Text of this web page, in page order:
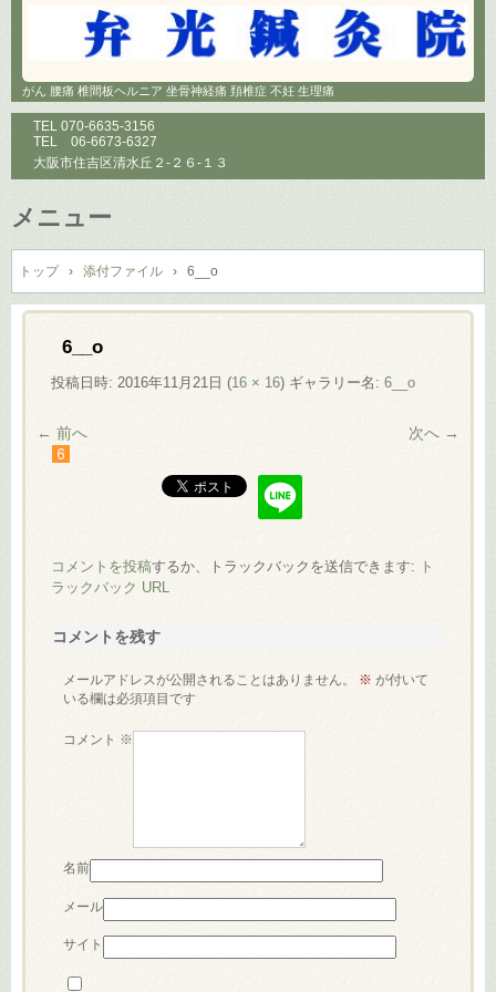
がん 腰痛 椎間板ヘルニア 坐骨神経痛 頚椎症 不妊 生理痛
TEL 070-6635-3156
TEL 06-6673-6327
大阪市住吉区清水丘２-２６-１３
メニュー
コ
ン
テ
ン
トップ › 添付ファイル › 6__o
6__o
投稿日時: 2016年11月21日 (16 × 16) ギャラリー名: 6__o
← 前へ 次へ →
コメントを投稿するか、トラックバックを送信できます: ト
ラックバック URL
コメントを残す
メールアドレスが公開されることはありません。 ※ が付いて
いる欄は必須項目です
コメント ※
名前
メール
サイト